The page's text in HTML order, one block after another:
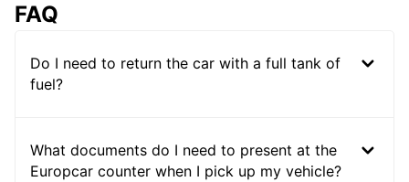
FAQ
Do I need to return the car with a full tank of
fuel?
What documents do I need to present at the
Europcar counter when I pick up my vehicle?